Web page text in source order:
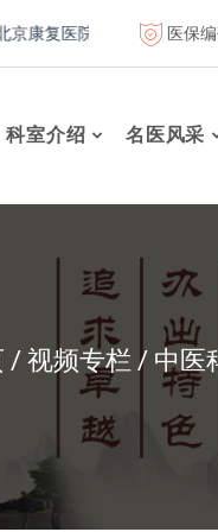
复医院联体成员单位 医保
科室介绍 名医风采
视频专栏 中医